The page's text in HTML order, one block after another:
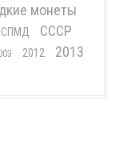
монеты
СПМД СССР
2012 2013